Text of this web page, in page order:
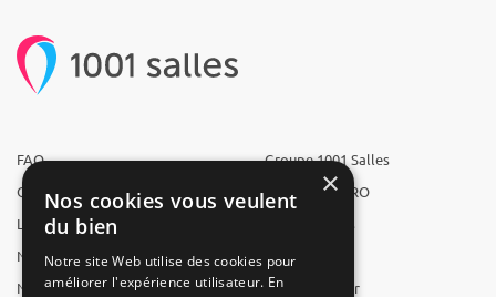
FAQ
Qui sommes-nous ?
L'équipe
Nous recrutons
Nos partenaires
Groupe 1001 Salles
1001 Salles PRO
1001 Traiteurs
1001 Artistes
Reserverunbar
×
Nos cookies vous veulent
du bien
Notre site Web utilise des cookies pour
améliorer l'expérience utilisateur. En